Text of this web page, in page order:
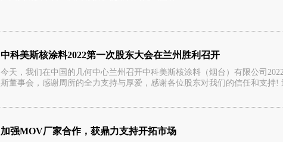
中科美斯核涂料2022第一次股东大会在兰州胜利召开
今天，我们在中国的几何中心兰州召开中科美斯核涂料（烟台）有限公司
斯董事会，感谢周所的全力支持与厚爱，感谢各位股东对我们的信任和支持!
加强MOV厂家合作，获鼎力支持开拓市场